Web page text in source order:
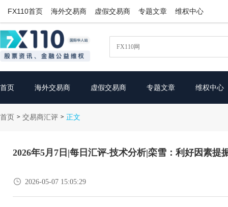
FX110首页 海外交易商 虚假交易商 专题文章 维权中心
首页 海外交易商 虚假交易商 专题文章 维权中心
首页 > 交易商汇评 > 正文
2026年5月7日|每日汇评-技术分析|栾雪：利好因素提
 2026-05-07 15:05:29